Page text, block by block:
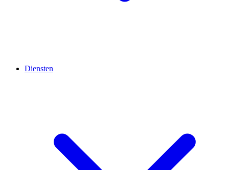
Diensten